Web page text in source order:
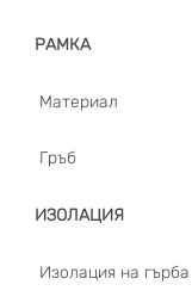
РАМКА
Материал
Гръб
ИЗОЛАЦИЯ
Изолация на гърба